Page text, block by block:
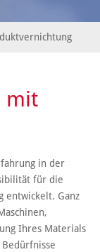
mit
in der
für die
entwickelt. Ganz
Ihres Materials